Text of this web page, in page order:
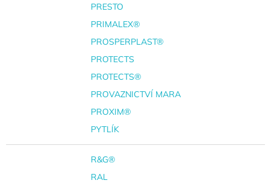
PRESTO
PRIMALEX®
PROSPERPLAST®
PROTECTS
PROTECTS®
PROVAZNICTVÍ MARA
PROXIM®
PYTLÍK
R&G®
RAL